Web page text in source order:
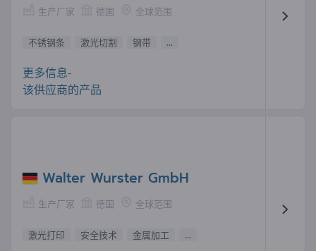
生产厂家 德国 全球范围
不锈钢条 激光切割 钢带 ...
更多信息-
该供应商的产品
Walter Wurster GmbH
生产厂家 德国 全球范围
激光打印 安全技术 金属加工 ...